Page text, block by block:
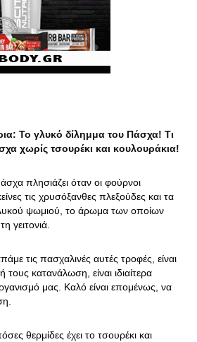
Το γλυκό δίλημμα του Πάσχα! Τι
χωρίς τσουρέκι και κουλουράκια!
πλησιάζει όταν οι φούρνοι
τις χρυσόξανθες πλεξούδες και τα
ψωμιού, το άρωμα των οποίων
γειτονιά.
τις πασχαλινές αυτές τροφές, είναι
τους κατανάλωση, είναι ιδιαίτερα
μας. Καλό είναι επομένως, να
θερμίδες έχει το τσουρέκι και